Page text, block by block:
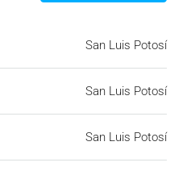
San Luis Potosí
San Luis Potosí
San Luis Potosí